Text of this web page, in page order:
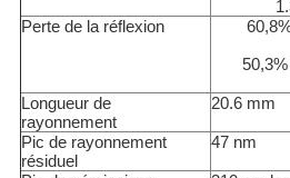
Perte de la réflexion
Longueur de
rayonnement
20.6 mm
Pic de rayonnement
résiduel
47 nm